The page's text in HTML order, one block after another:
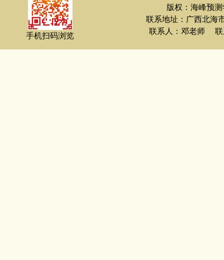
手机扫码浏览
版权：海峰预
联系地址：广西北
联系人：邓老师 联